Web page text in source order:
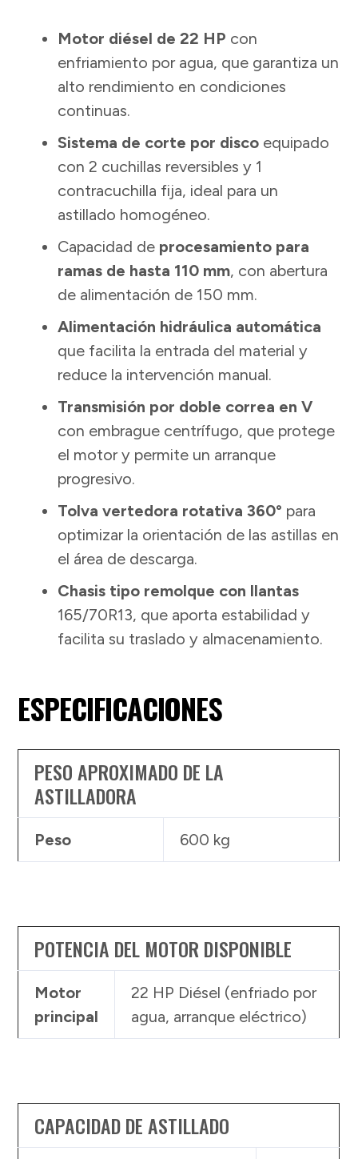
Motor diésel de 22 HP con
enfriamiento por agua, que garantiza un
alto rendimiento en condiciones
continuas.
Sistema de corte por disco equipado
con 2 cuchillas reversibles y 1
contracuchilla fija, ideal para un
astillado homogéneo.
Capacidad de procesamiento para
ramas de hasta 110 mm, con abertura
de alimentación de 150 mm.
Alimentación hidráulica automática
que facilita la entrada del material y
reduce la intervención manual.
Transmisión por doble correa en V
con embrague centrífugo, que protege
el motor y permite un arranque
progresivo.
Tolva vertedora rotativa 360° para
optimizar la orientación de las astillas en
el área de descarga.
Chasis tipo remolque con llantas
165/70R13, que aporta estabilidad y
facilita su traslado y almacenamiento.
ESPECIFICACIONES
PESO APROXIMADO DE LA
ASTILLADORA
Peso 600 kg
POTENCIA DEL MOTOR DISPONIBLE
Motor
principal
22 HP Diésel (enfriado por
agua, arranque eléctrico)
CAPACIDAD DE ASTILLADO